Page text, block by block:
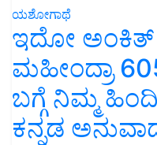
ಯಶೋಗಾಥೆ
ಇದೋ ಅಂಕಿತ್
ಮಹೀಂದ್ರಾ
ಬಗ್ಗೆ ನಿಮ್ಮ
ಕನ್ನಡ